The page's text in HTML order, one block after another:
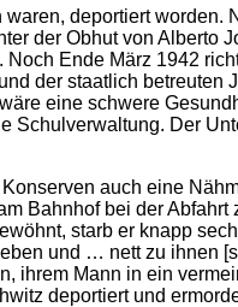
deportiert
der Obhut von Alberto
Ende März 1942
der staatlich
eine schwere
Der
auch eine
Bahnhof bei der
starb er knapp
und … nett zu ihnen
ihrem Mann in ein
deportiert und